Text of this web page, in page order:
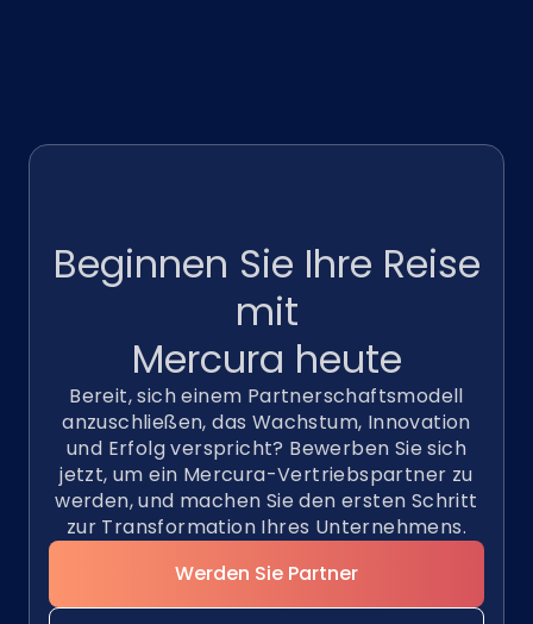
Beginnen Sie Ihre Reise
mit
Mercura heute
Bereit, sich einem Partnerschaftsmodell
anzuschließen, das Wachstum, Innovation
und Erfolg verspricht? Bewerben Sie sich
jetzt, um ein Mercura-Vertriebspartner zu
werden, und machen Sie den ersten Schritt
zur Transformation Ihres Unternehmens.
Werden Sie Partner